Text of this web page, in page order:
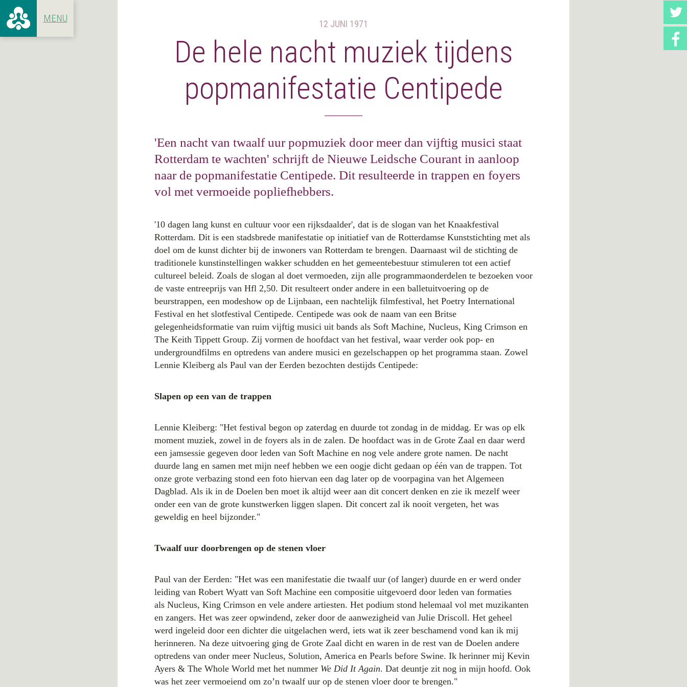
VOOR 1966
1970 - 1979
1980 - 1989
2010 - NU
CONCERTOVERZICHT
OVER DOELENGEHEUGEN
12 JUNI 1971
De hele nacht muziek tijdens
popmanifestatie Centipede
'Een nacht van twaalf uur popmuziek door meer dan vijftig musici staat
Rotterdam te wachten' schrijft de Nieuwe Leidsche Courant in aanloop
naar de popmanifestatie Centipede. Dit resulteerde in trappen en foyers
vol met vermoeide popliefhebbers.
'10 dagen lang kunst en cultuur voor een rijksdaalder', dat is de slogan van het Knaakfestival
Rotterdam. Dit is een stadsbrede manifestatie op initiatief van de Rotterdamse Kunststichting met als
doel om de kunst dichter bij de inwoners van Rotterdam te brengen. Daarnaast wil de stichting de
traditionele kunstinstellingen wakker schudden en het gemeentebestuur stimuleren tot een actief
cultureel beleid. Zoals de slogan al doet vermoeden, zijn alle programmaonderdelen te bezoeken voor
de vaste entreeprijs van Hfl 2,50. Dit resulteert onder andere in een balletuitvoering op de
beurstrappen, een modeshow op de Lijnbaan, een nachtelijk filmfestival, het Poetry International
Festival en het slotfestival Centipede. Centipede was ook de naam van een Britse
gelegenheidsformatie van ruim vijftig musici uit bands als Soft Machine, Nucleus, King Crimson en
The Keith Tippett Group. Zij vormen de hoofdact van het festival, waar verder ook pop- en
undergroundfilms en optredens van andere musici en gezelschappen op het programma staan. Zowel
Lennie Kleiberg als Paul van der Eerden bezochten destijds Centipede:
Slapen op een van de trappen
Lennie Kleiberg: "Het festival begon op zaterdag en duurde tot zondag in de middag. Er was op elk
moment muziek, zowel in de foyers als in de zalen. De hoofdact was in de Grote Zaal en daar werd
een jamsessie gegeven door leden van Soft Machine en nog vele andere grote namen. De nacht
duurde lang en samen met mijn neef hebben we een oogje dicht gedaan op één van de trappen. Tot
onze grote verbazing stond een foto hiervan een dag later op de voorpagina van het Algemeen
Dagblad. Als ik in de Doelen ben moet ik altijd weer aan dit concert denken en zie ik mezelf weer
onder een van de grote kunstwerken liggen slapen. Dit concert zal ik nooit vergeten, het was
geweldig en heel bijzonder."
Twaalf uur doorbrengen op de stenen vloer
Paul van der Eerden: "Het was een manifestatie die twaalf uur (of langer) duurde en er werd onder
leiding van Robert Wyatt van Soft Machine een compositie uitgevoerd door leden van formaties
als Nucleus, King Crimson en vele andere artiesten. Het podium stond helemaal vol met muzikanten
en zangers. Het was zeer opwindend, zeker door de aanwezigheid van Julie Driscoll. Het geheel
werd ingeleid door een dichter die uitgelachen werd, iets wat ik zeer beschamend vond kan ik mij
herinneren. Na deze uitvoering ging de Grote Zaal dicht en waren in de rest van de Doelen andere
optredens van onder meer Nucleus, Solution, America en Pearls before Swine. Ik herinner mij Kevin
Ayers & The Whole World met het nummer We Did It Again. Dat deuntje zit nog in mijn hoofd. Ook
was het zeer vermoeiend om zo’n twaalf uur op de stenen vloer door te brengen."